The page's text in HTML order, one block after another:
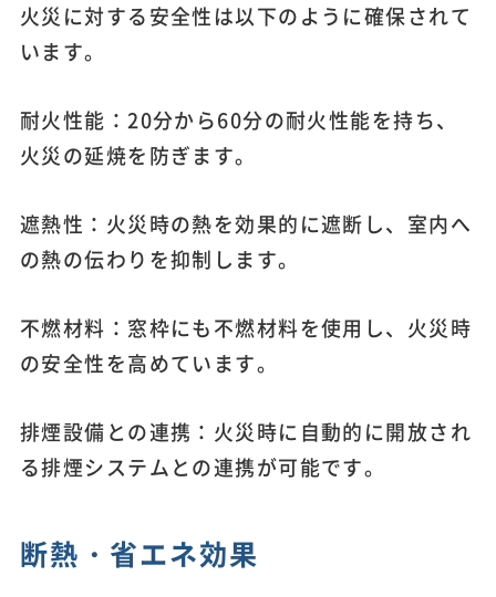
火災に対する安全性は以下のように確保されて
います。
耐火性能：20分から60分の耐火性能を持ち、
火災の延焼を防ぎます。
遮熱性：火災時の熱を効果的に遮断し、室内へ
の熱の伝わりを抑制します。
不燃材料：窓枠にも不燃材料を使用し、火災時
の安全性を高めています。
排煙設備との連携：火災時に自動的に開放され
る排煙システムとの連携が可能です。
断熱・省エネ効果